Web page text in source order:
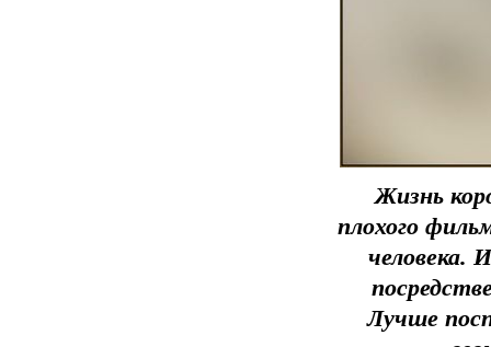
Жизнь
плохого
человека.
Лучше